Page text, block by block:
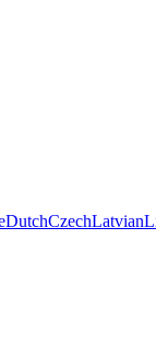
DutchCzechLatvian